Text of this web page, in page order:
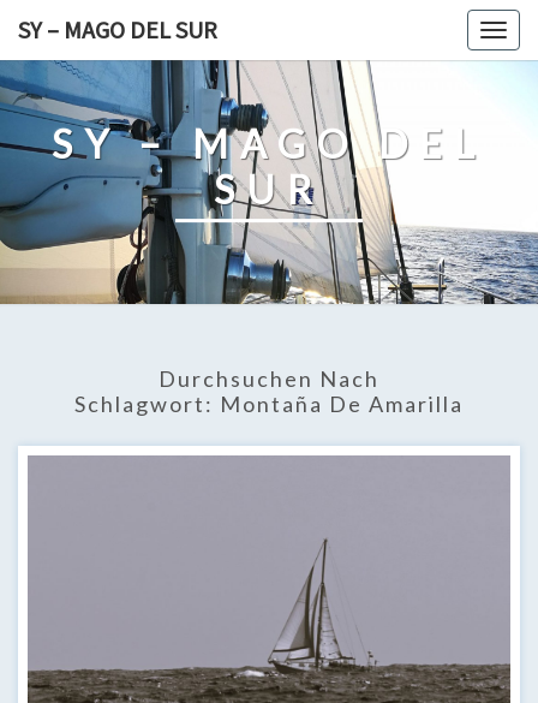
content
SY – MAGO DEL SUR
SY – MAGO DEL
SUR
Durchsuchen Nach
Schlagwort: Montaña De Amarilla